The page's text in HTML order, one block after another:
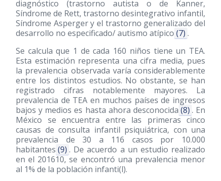
diagnóstico (trastorno autista o de Kanner,
Síndrome de Rett, trastorno desintegrativo infantil,
Síndrome Asperger y el trastorno generalizado del
desarrollo no especificado/ autismo atípico (7) .
Se calcula que 1 de cada 160 niños tiene un TEA.
Esta estimación representa una cifra media, pues
la prevalencia observada varía considerablemente
entre los distintos estudios. No obstante, se han
registrado cifras notablemente mayores. La
prevalencia de TEA en muchos países de ingresos
bajos y medios es hasta ahora desconocida (8) . En
México se encuentra entre las primeras cinco
causas de consulta infantil psiquiátrica, con una
prevalencia de 30 a 116 casos por 10.000
habitantes (9) . De acuerdo a un estudio realizado
en el 201610, se encontró una prevalencia menor
al 1% de la población infanti(l).